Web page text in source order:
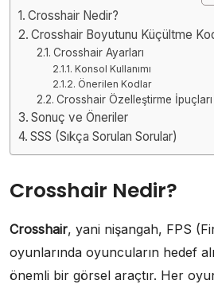
Crosshair Nedir?
Crosshair Boyutunu Küçültme
Crosshair Ayarları
Konsol Kullanımı
Önerilen Kodlar
Crosshair Özelleştirme İpuçları
Sonuç ve Öneriler
SSS (Sıkça Sorulan Sorular)
Crosshair Nedir?
Crosshair, yani nişangah, FPS
oyunlarında oyuncuların hedef
önemli bir görsel araçtır. Her